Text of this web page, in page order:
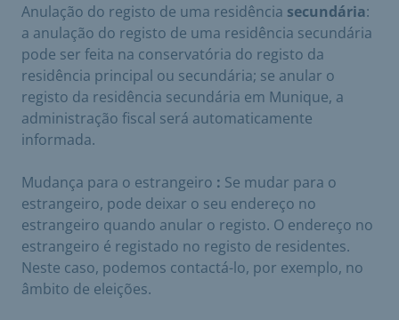
Anulação do registo de uma residência secundária:
a anulação do registo de uma residência secundária
pode ser feita na conservatória do registo da
residência principal ou secundária; se anular o
registo da residência secundária em Munique, a
administração fiscal será automaticamente
informada.
Mudança para o estrangeiro : Se mudar para o
estrangeiro, pode deixar o seu endereço no
estrangeiro quando anular o registo. O endereço no
estrangeiro é registado no registo de residentes.
Neste caso, podemos contactá-lo, por exemplo, no
âmbito de eleições.